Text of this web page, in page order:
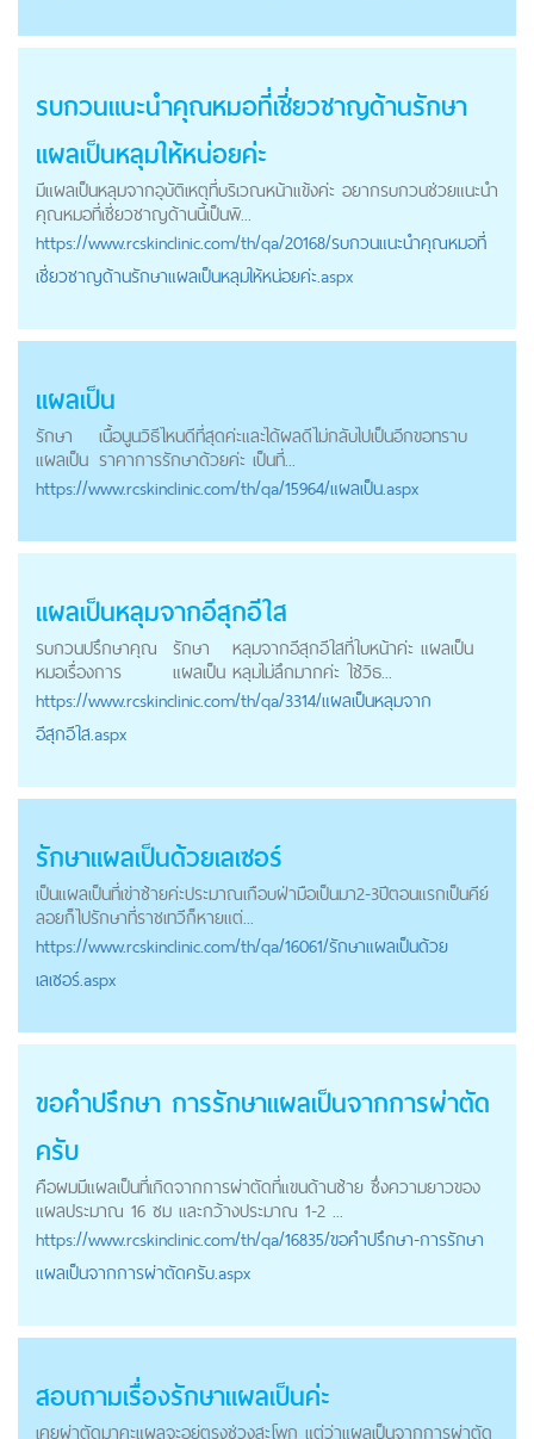
รบกวนแนะนำคุณหมอที่เชี่ยวชาญด้านรักษา
แผลเป็นหลุมให้หน่อยค่ะ
มีแผลเป็นหลุมจากอุบัติเหตุที่บริเวณหน้าแข้งค่ะ อยากรบกวนช่วยแนะนำ
คุณหมอที่เชี่ยวชาญด้านนี้เป็นพิ...
https://www.rcskinclinic.com/th/qa/20168/รบกวนแนะนำคุณหมอที่
เชี่ยวชาญด้านรักษาแผลเป็นหลุมให้หน่อยค่ะ.aspx
แผลเป็น
รักษา
แผลเป็น
เนื้อนูนวิธีไหนดีที่สุดค่ะและได้ผลดีไม่กลับไปเป็นอีกขอทราบ
ราคาการรักษาด้วยค่ะ เป็นที่...
https://www.rcskinclinic.com/th/qa/15964/แผลเป็น.aspx
แผลเป็นหลุมจากอีสุกอีใส
รบกวนปรึกษาคุณ
หมอเรื่องการ
รักษา
แผลเป็น
หลุมจากอีสุกอีใสที่ใบหน้าค่ะ แผลเป็น
หลุมไม่ลึกมากค่ะ ใช้วิธ...
https://www.rcskinclinic.com/th/qa/3314/แผลเป็นหลุมจาก
อีสุกอีใส.aspx
รักษาแผลเป็นด้วยเลเซอร์
เป็นแผลเป็นที่เข่าซ้ายค่ะประมาณเกือบฝ่ามือเป็นมา2-3ปีตอนแรกเป็นคีย์
ลอยก็ไปรักษาที่ราชเทวีก็หายแต่...
https://www.rcskinclinic.com/th/qa/16061/รักษาแผลเป็นด้วย
เลเซอร์.aspx
ขอคำปรึกษา การรักษาแผลเป็นจากการผ่าตัด
ครับ
คือผมมีแผลเป็นที่เกิดจากการผ่าตัดที่แขนด้านซ้าย ซึ่งความยาวของ
แผลประมาณ 16 ซม และกว้างประมาณ 1-2 ...
https://www.rcskinclinic.com/th/qa/16835/ขอคำปรึกษา-การรักษา
แผลเป็นจากการผ่าตัดครับ.aspx
สอบถามเรื่องรักษาแผลเป็นค่ะ
เคยผ่าตัดมาคะแผลจะอยู่ตรงช่วงสะโพก แต่ว่าแผลเป็นจากการผ่าตัด